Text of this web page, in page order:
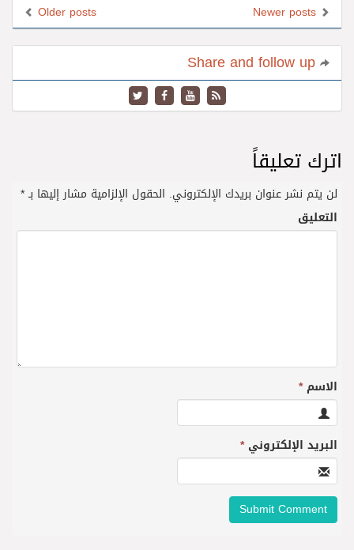
Older posts
اترك تعليقاً
لن يتم نشر عنوان بريدك الإلكتروني. الحقول الإلزامية مشار إليها بـ*
التعليق
الاسم*
البريد الإلكتروني*